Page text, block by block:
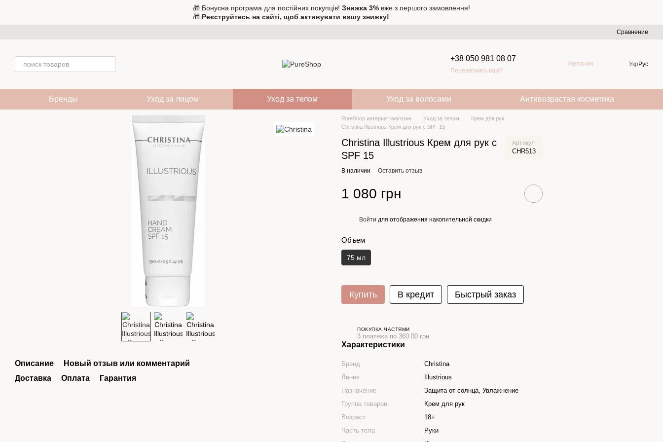
🎁 Бонусна програма для постійних покупців! Знижка 3% вже з першого замовлення!
🎁 Реєструйтесь на сайті, щоб активувати вашу знижку!
Сравнение
+38 050 981 08 07
Перезвонить вам?
Желания Укр Рус
Бренды Уход за лицом Уход за телом Уход за волосами Антивозрастая косметика
Описание
Новый отзыв или комментарий
Доставка
Оплата Гарантия
PureShop интернет-магазин Уход за телом
Крем для рук
Christina Illustrious Крем для рук с SPF 15
Christina Illustrious Крем для рук с
SPF 15
Артикул
CHR513
В наличии Оставить отзыв
1 080 грн
Войти для отображения накопительной скидки
Объем
75 мл
Купить В кредит Быстрый заказ
ПОКУПКА ЧАСТЯМИ
3 платежа по 360.00 грн
Характеристики
Бренд
Christina
Линия
Illustrious
Назначение
Защита от солнца, Увлажнение
Группа товаров
Крем для рук
Возраст
18+
Часть тела
Руки